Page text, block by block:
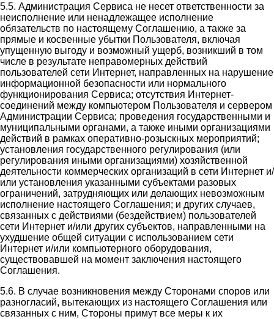
5.5. Администрация Сервиса не несет ответственности за
неисполнение или ненадлежащее исполнение
обязательств по настоящему Соглашению, а также за
прямые и косвенные убытки Пользователя, включая
упущенную выгоду и возможный ущерб, возникший в том
числе в результате неправомерных действий
пользователей сети Интернет, направленных на нарушение
информационной безопасности или нормального
функционирования Сервиса; отсутствия Интернет-
соединений между компьютером Пользователя и сервером
Администрации Сервиса; проведения государственными и
муниципальными органами, а также иными организациями
действий в рамках оперативно-розыскных мероприятий;
установления государственного регулирования (или
регулирования иными организациями) хозяйственной
деятельности коммерческих организаций в сети Интернет и/
или установления указанными субъектами разовых
ограничений, затрудняющих или делающих невозможным
исполнение настоящего Соглашения; и других случаев,
связанных с действиями (бездействием) пользователей
сети Интернет и/или других субъектов, направленными на
ухудшение общей ситуации с использованием сети
Интернет и/или компьютерного оборудования,
существовавшей на момент заключения настоящего
Соглашения.
5.6. В случае возникновения между Сторонами споров или
разногласий, вытекающих из настоящего Соглашения или
связанных с ним, Стороны примут все меры к их